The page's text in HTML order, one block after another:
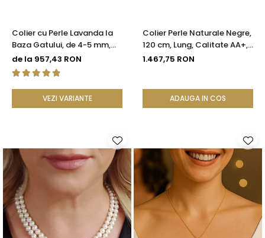
Colier cu Perle Lavanda la
Baza Gatului, de 4-5 mm,
Perle Rare, Calitate AAA+,
Aur 14K | KASKADDA®
de la 957,43 RON
VEZI VARIANTE
Colier Perle Naturale Negre,
120 cm, Lung, Calitate AA+,
Argint 925 | KASKADDA®
1.467,75 RON
ADAUGA IN COS